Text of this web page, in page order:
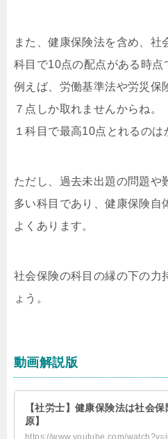
また、健康保険法を含め、社
科目で10点の配点がある時点
例えば、労働基準法や労災保
７点しか取れませんからね。
１科目で最高10点とれるのは
ただし、過去未出題の問題や
多い科目であり、健康保険自
よくあります。
社会保険の科目の縁の下の力
ょう。
動画解説版
【社労士】健康保険法は社会
原】